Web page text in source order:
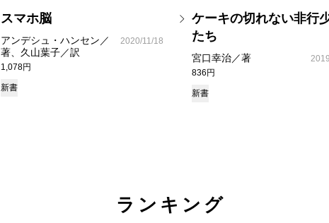
スマホ脳
アンデシュ・ハンセン／
著、久山葉子／訳
1,078円
2020/11/18
新書
ケーキの切れない非行
たち
宮口幸治／著
836円
新書
ランキング